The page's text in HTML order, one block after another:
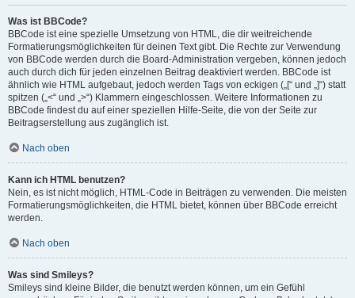
Was ist BBCode?
BBCode ist eine spezielle Umsetzung von HTML, die dir weitreichende
Formatierungsmöglichkeiten für deinen Text gibt. Die Rechte zur Verwendung
von BBCode werden durch die Board-Administration vergeben, können jedoch
auch durch dich für jeden einzelnen Beitrag deaktiviert werden. BBCode ist
ähnlich wie HTML aufgebaut, jedoch werden Tags von eckigen („[“ und „]“) statt
spitzen („<“ und „>“) Klammern eingeschlossen. Weitere Informationen zu
BBCode findest du auf einer speziellen Hilfe-Seite, die von der Seite zur
Beitragserstellung aus zugänglich ist.
Nach oben
Kann ich HTML benutzen?
Nein, es ist nicht möglich, HTML-Code in Beiträgen zu verwenden. Die meisten
Formatierungsmöglichkeiten, die HTML bietet, können über BBCode erreicht
werden.
Nach oben
Was sind Smileys?
Smileys sind kleine Bilder, die benutzt werden können, um ein Gefühl